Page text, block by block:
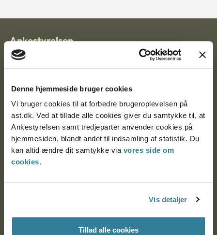
Denne hjemmeside bruger cookies
Vi bruger cookies til at forbedre brugeroplevelsen på
ast.dk. Ved at tillade alle cookies giver du samtykke til, at
Ankestyrelsen samt tredjeparter anvender cookies på
hjemmesiden, blandt andet til indsamling af statistik. Du
kan altid ændre dit samtykke via vores side om
cookies.
Vis detaljer
Tillad alle cookies
Ankestyrelsen
Postadresse:
9000 Aalborg
Ankestyrelsen Aalborg
Ankestyrelsen København